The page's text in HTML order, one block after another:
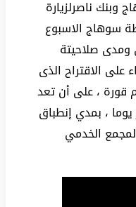
ناصرلزيارة
سوهاج الاسبوع
ومدى صلاحيتة
على الاقتراح الذى
قورة ، على أن تعد
، بمدي إنطباق
الخدمي